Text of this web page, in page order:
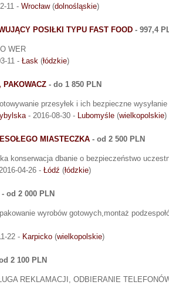
11 - Wrocław(dolnośląskie)
POSIŁKI TYPU FAST FOOD - 997,4
WER
11 - Łask (łódzkie)
PAKOWACZ - do 1 850 PLN
przesyłek i ich bezpieczne
- 2016-08-30 - Lubomyśle (wielkopolskie)
MIASTECZKA - od 2 500 PLN
konserwacja dbanie o bezpieczeństwo
04-26 - Łódź (łódzkie)
- od 2 000 PLN
wyrobów gotowych,montaż
22 - Karpicko (wielkopolskie)
2 100 PLN
REKLAMACJI, ODBIERANIE